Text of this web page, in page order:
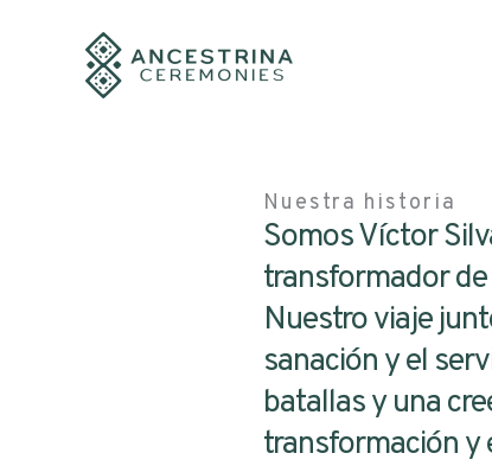
contenido
Nuestra historia
Somos Víctor
transformador
Nuestro viaje
sanación y el
batallas y una
transformación y